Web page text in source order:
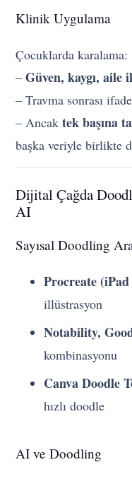
Klinik Uygulama
Çocuklarda karalama:
–Güven, kaygı, aile
– Travma sonrası
– Ancaktek başına
başka veriyle birlikte
Dijital Çağda
AI
Sayısal Doodling
Procreate
illüstrasyon
Notability,
kombinasyonu
Canva Doodle
hızlı doodle
AI ve Doodling